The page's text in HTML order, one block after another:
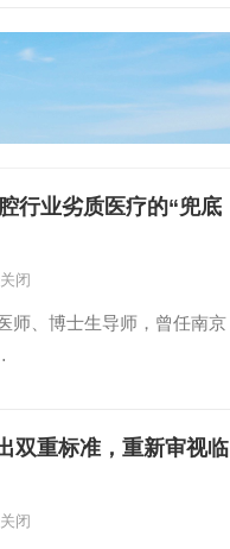
行业劣质医疗的“兜底
闭
师、博士生导师，曾任南京
双重标准，重新审视临
闭